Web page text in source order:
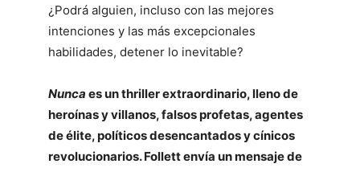
¿Podrá alguien, incluso con las mejores
intenciones y las más excepcionales
habilidades, detener lo inevitable?
Nunca es un thriller extraordinario, lleno de
heroínas y villanos, falsos profetas, agentes
de élite, políticos desencantados y cínicos
revolucionarios. Follett envía un mensaje de